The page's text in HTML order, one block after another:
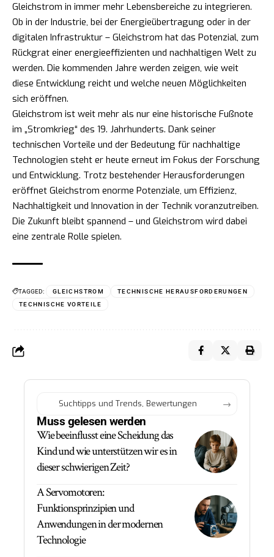
Gleichstrom in immer mehr Lebensbereiche zu integrieren.
Ob in der Industrie, bei der Energieübertragung oder in der
digitalen Infrastruktur – Gleichstrom hat das Potenzial, zum
Rückgrat einer energieeffizienten und nachhaltigen Welt zu
werden. Die kommenden Jahre werden zeigen, wie weit
diese Entwicklung reicht und welche neuen Möglichkeiten
sich eröffnen.
Gleichstrom ist weit mehr als nur eine historische Fußnote
im „Stromkrieg“ des 19. Jahrhunderts. Dank seiner
technischen Vorteile und der Bedeutung für nachhaltige
Technologien steht er heute erneut im Fokus der Forschung
und Entwicklung. Trotz bestehender Herausforderungen
eröffnet Gleichstrom enorme Potenziale, um Effizienz,
Nachhaltigkeit und Innovation in der Technik voranzutreiben.
Die Zukunft bleibt spannend – und Gleichstrom wird dabei
eine zentrale Rolle spielen.
TAGGED: GLEICHSTROM
TECHNISCHE HERAUSFORDERUNGEN
TECHNISCHE VORTEILE
Muss gelesen werden
Wie beeinflusst eine Scheidung das
Kind und wie unterstützen wir es in
dieser schwierigen Zeit?
A Servomotoren:
Funktionsprinzipien und
Anwendungen in der modernen
Technologie